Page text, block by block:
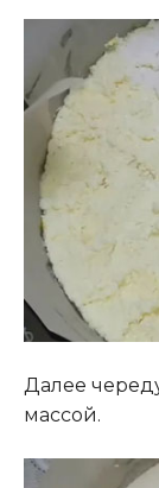
Далее
массой.